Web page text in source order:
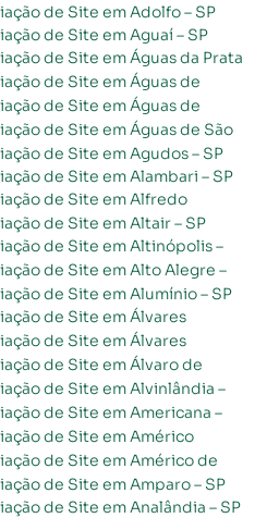
de Site em Adolfo – SP
de Site em Aguaí – SP
de Site em Agudos – SP
de Site em Alambari – SP
de Site em Altair – SP
de Site em Alumínio – SP
de Site em Amparo – SP
de Site em Analândia – SP